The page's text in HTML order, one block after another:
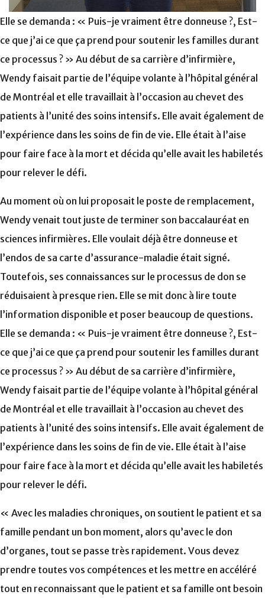
Elle se demanda : « Puis-je vraiment être donneuse ?, Est-
ce que j’ai ce que ça prend pour soutenir les familles durant
ce processus ? » Au début de sa carrière d’infirmière,
Wendy faisait partie de l’équipe volante à l’hôpital général
de Montréal et elle travaillait à l’occasion au chevet des
patients à l’unité des soins intensifs. Elle avait également de
l’expérience dans les soins de fin de vie. Elle était à l’aise
pour faire face à la mort et décida qu’elle avait les habiletés
pour relever le défi.
Au moment où on lui proposait le poste de remplacement,
Wendy venait tout juste de terminer son baccalauréat en
sciences infirmières. Elle voulait déjà être donneuse et
l’endos de sa carte d’assurance-maladie était signé.
Toutefois, ses connaissances sur le processus de don se
réduisaient à presque rien. Elle se mit donc à lire toute
l’information disponible et poser beaucoup de questions.
Elle se demanda : « Puis-je vraiment être donneuse ?, Est-
ce que j’ai ce que ça prend pour soutenir les familles durant
ce processus ? » Au début de sa carrière d’infirmière,
Wendy faisait partie de l’équipe volante à l’hôpital général
de Montréal et elle travaillait à l’occasion au chevet des
patients à l’unité des soins intensifs. Elle avait également de
l’expérience dans les soins de fin de vie. Elle était à l’aise
pour faire face à la mort et décida qu’elle avait les habiletés
pour relever le défi.
« Avec les maladies chroniques, on soutient le patient et sa
famille pendant un bon moment, alors qu’avec le don
d’organes, tout se passe très rapidement. Vous devez
prendre toutes vos compétences et les mettre en accéléré
tout en reconnaissant que le patient et sa famille ont besoin